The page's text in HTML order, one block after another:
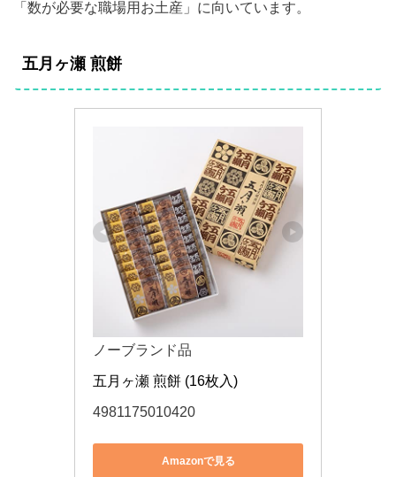
「数が必要な職場用お土産」に向いています。
五月ヶ瀬 煎餅
ノーブランド品
五月ヶ瀬 煎餅 (16枚入)
4981175010420
Amazonで見る